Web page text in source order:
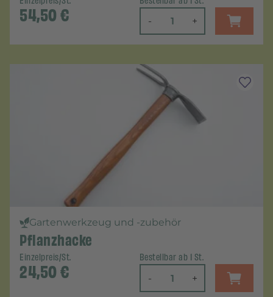
54,50€ - +
Gartenwerkzeug und -zubehör
Pflanzhacke
Einzelpreis/St.
24,50€
Bestellbar ab 1 St.
- +